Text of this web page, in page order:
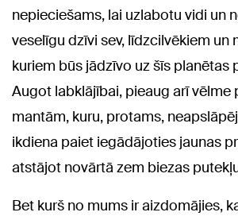
nepieciešams, lai uzlabotu vidi un
veselīgu dzīvi sev, līdzcilvēkiem un
kuriem būs jādzīvo uz šīs planētas
Augot labklājībai, pieaug arī vēlme
mantām, kuru, protams,
ikdiena paiet iegādājoties jaunas
atstājot novārtā zem biezas
Bet kurš no mums ir aizdomājies,